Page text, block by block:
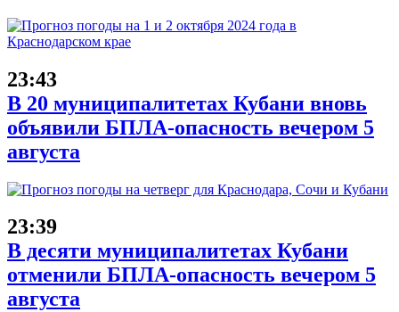
23:43
В 20 муниципалитетах Кубани вновь
объявили БПЛА-опасность вечером 5
августа
23:39
В десяти муниципалитетах Кубани
отменили БПЛА-опасность вечером 5
августа